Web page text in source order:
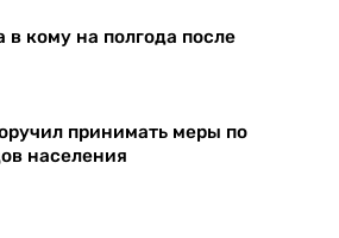
в кому на полгода после
принимать меры по
населения